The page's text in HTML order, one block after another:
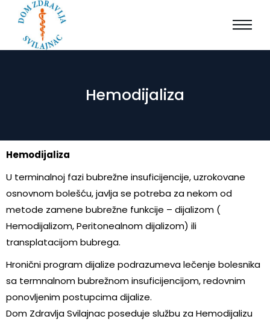
Hemodijaliza
Hemodijaliza
U terminalnoj fazi bubrežne insuficijencije, uzrokovane
osnovnom bolešću, javlja se potreba za nekom od
metode zamene bubrežne funkcije – dijalizom (
Hemodijalizom, Peritonealnom dijalizom) ili
transplatacijom bubrega.
Hronični program dijalize podrazumeva lečenje bolesnika
sa termnalnom bubrežnom insuficijencijom, redovnim
ponovljenim postupcima dijalize.
Dom Zdravlja Svilajnac poseduje službu za Hemodijalizu